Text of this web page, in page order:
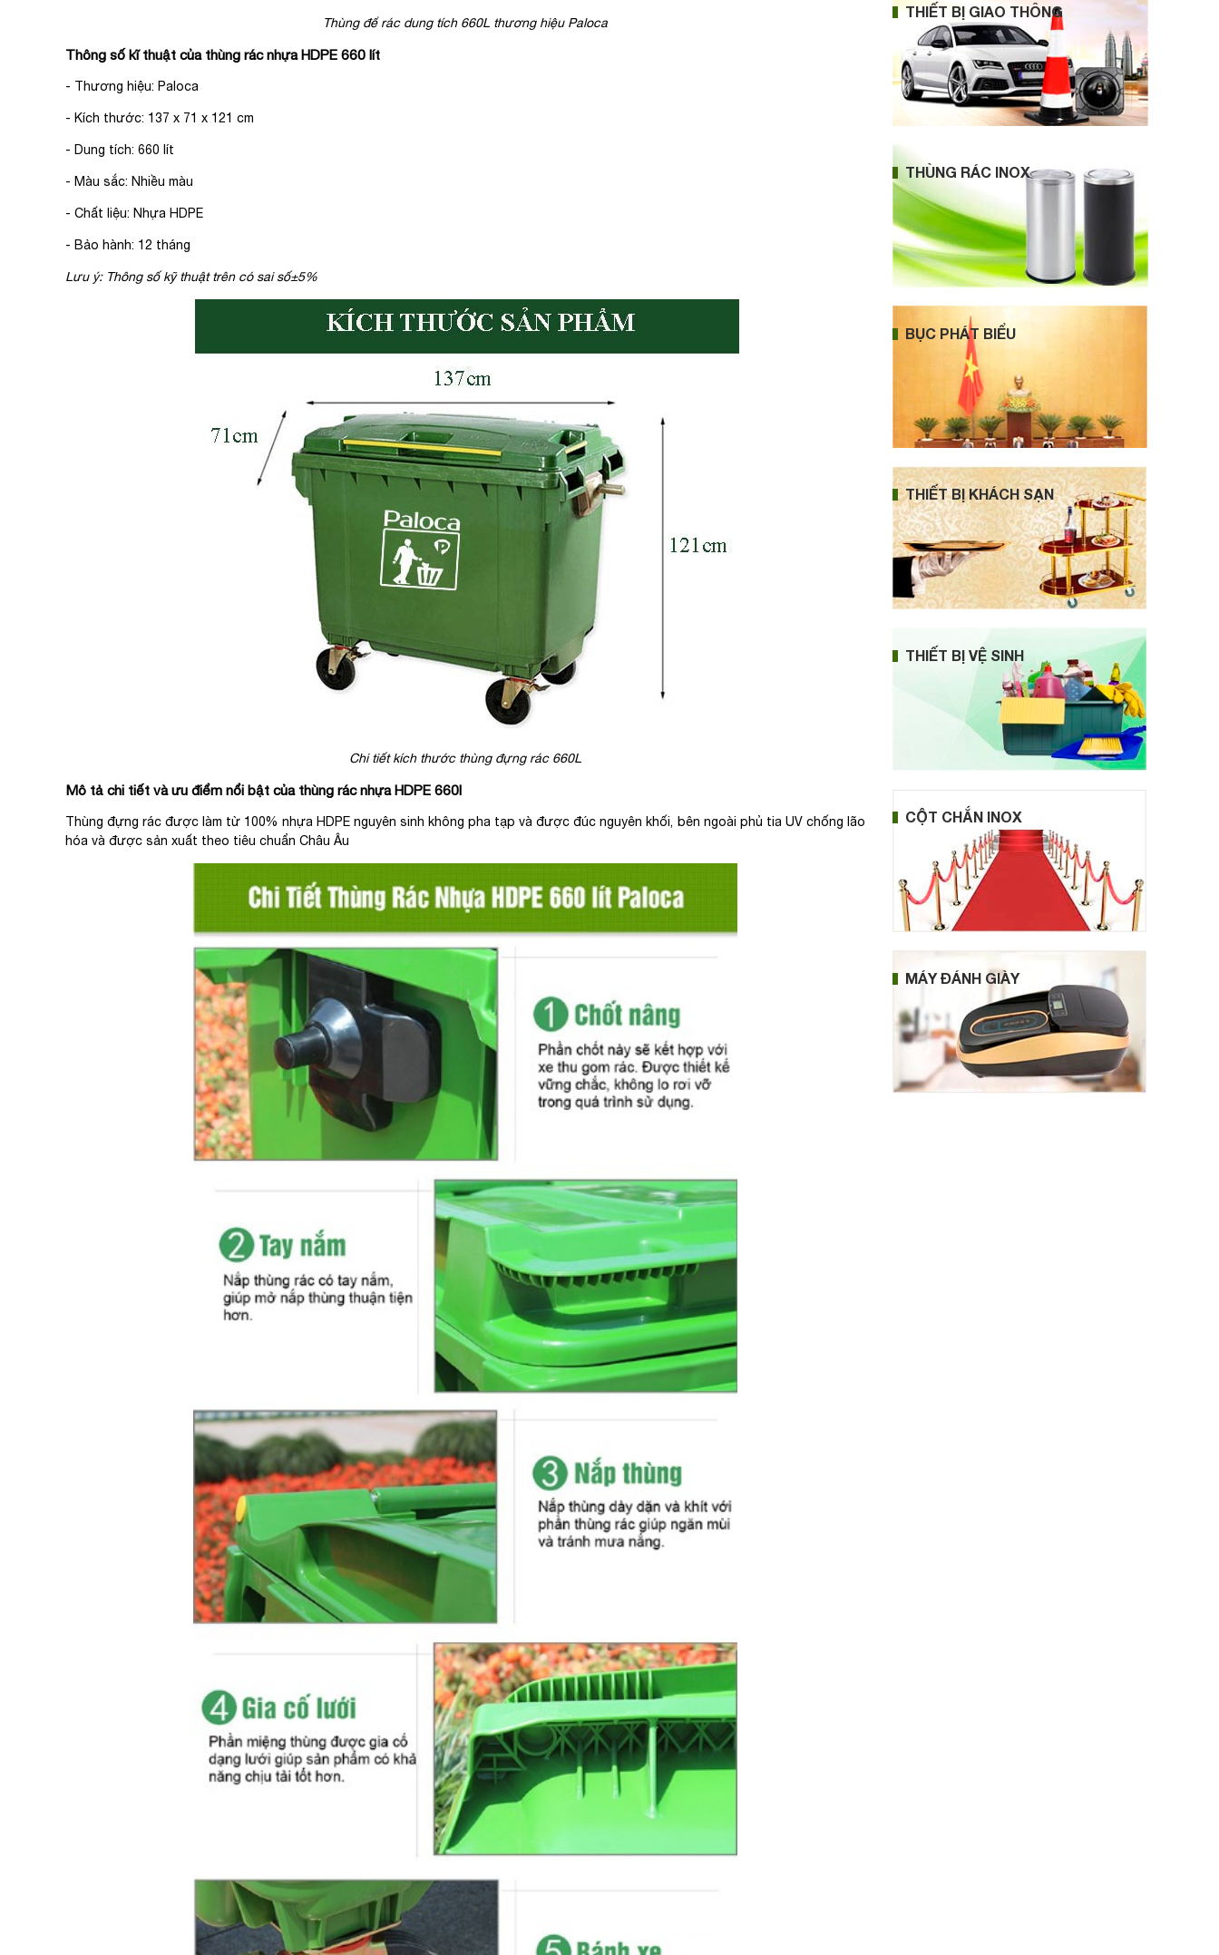
Thùng để rác dung tích 660L thương hiệu Paloca
Thông số kĩ thuật của thùng rác nhựa HDPE 660 lít
- Thương hiệu: Paloca
- Kích thước: 137 x 71 x 121 cm
- Dung tích: 660 lít
- Màu sắc: Nhiều màu
- Chất liệu: Nhựa HDPE
- Bảo hành: 12 tháng
Lưu ý: Thông số kỹ thuật trên có sai số±5%
Chi tiết kích thước thùng đựng rác 660L
Mô tả chi tiết và ưu điểm nổi bật của thùng rác nhựa HDPE 660l
Thùng đựng rác được làm từ 100% nhựa HDPE nguyên sinh không pha tạp và được đúc nguyên khối, bên ngoài phủ tia UV chống lão
hóa và được sản xuất theo tiêu chuẩn Châu Âu
THIẾT BỊ GIAO THÔNG
THÙNG RÁC INOX
BỤC PHÁT BIỂU
THIẾT BỊ KHÁCH SẠN
THIẾT BỊ VỆ SINH
CỘT CHẮN INOX
MÁY ĐÁNH GIÀY